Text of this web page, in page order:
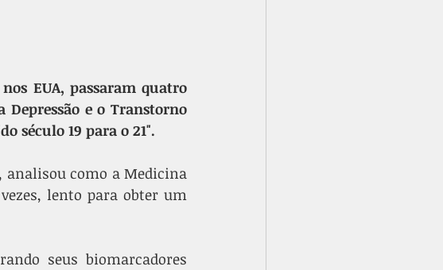
nos EUA, passaram quatro
e o Transtorno
século 19 para o 21".
analisou como a Medicina
seus biomarcadores